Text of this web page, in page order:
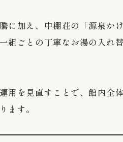
に加え、中棚荘の「源泉か
組ごとの丁寧なお湯の入れ
用を見直すことで、館内全
ます。